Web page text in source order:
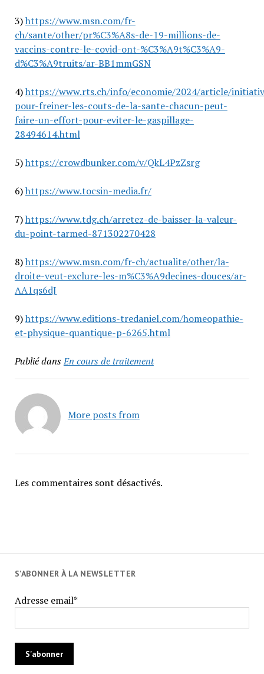
3)https://www.msn.com/fr-
ch/sante/other/pr%C3%A8s-de-19-millions-de-
vaccins-contre-le-covid-ont-%C3%A9t%C3%A9-
d%C3%A9truits/ar-BB1mmGSN
4)https://www.rts.ch/info/economie/2024/article/
pour-freiner-les-couts-de-la-sante-chacun-peut-
faire-un-effort-pour-eviter-le-gaspillage-
28494614.html
5)https://crowdbunker.com/v/QkL4PzZsrg
6)https://www.tocsin-media.fr/
7)https://www.tdg.ch/arretez-de-baisser-la-valeur-
du-point-tarmed-871302270428
8)https://www.msn.com/fr-ch/actualite/other/la-
droite-veut-exclure-les-m%C3%A9decines-douces/ar-
AA1qs6dJ
9)https://www.editions-tredaniel.com/homeopathie-
et-physique-quantique-p-6265.html
Publié dansEn cours de traitement
More posts from
Les commentaires sont désactivés.
S'ABONNER À LA NEWSLETTER
Adresse email*